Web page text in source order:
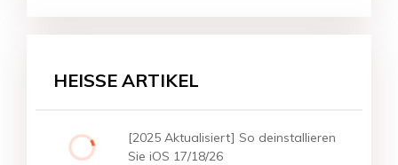
HEISSE ARTIKEL
[2025 Aktualisiert] So deinstallieren
Sie iOS 17/18/26